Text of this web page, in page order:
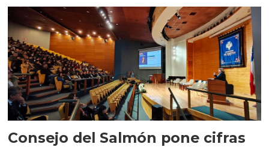
Consejo del Salmón pone cifras